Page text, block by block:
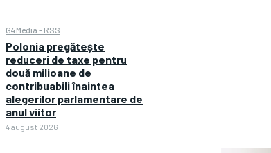
G4Media - RSS
Polonia pregătește
reduceri de taxe pentru
două milioane de
contribuabili înaintea
alegerilor parlamentare de
anul viitor
4 august 2026